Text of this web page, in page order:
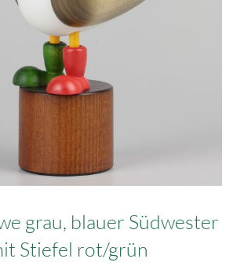
grau, blauer Südwester
Stiefel rot/grün